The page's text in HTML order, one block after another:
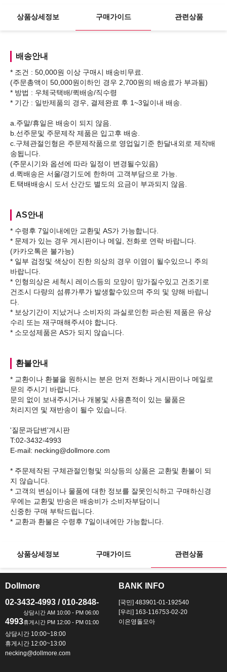
상품상세정보 구매가이드 관련상품
배송안내
* 조건 : 50,000원 이상 구매시 배송비무료.
(주문총액이 50,000원이하인 경우 2,700원의 배송료가 부과됨)
* 방법 : 우체국택배/퀵배송/직수령
* 기간 : 일반제품의 경우, 결제완료 후 1~3일이내 배송.
a.주말/휴일은 배송이 되지 않음.
b.선주문및 주문제작 제품은 입고후 배송.
c.구체관절인형은 주문제작품으로 영업일기준 한달내외로 제작배
송됩니다.
(주문시기와 옵션에 따라 일정이 변경될수있음)
d.퀵배송은 서울/경기도에 한하며 고객부담으로 가능.
AS안내
* 수령후 7일이내에만 교환및 AS가 가능합니다.
* 문제가 있는 경우 게시판이나 메일, 전화로 연락 바랍니다.
(카카오톡은 불가능)
* 일부 검정및 색상이 진한 의상의 경우 이염이 될수있으니 주의
바랍니다.
* 인형의상은 세척시 레이스등의 모양이 망가질수있고 건조기로
건조시 다량의 섬류가루가 발생할수있으며 주의 및 양해 바랍니
다.
* 보상기간이 지났거나 소비자의 과실로인한 파손된 제품은 유상
수리 또는 재구매해주셔야 합니다.
환불안내
* 교환이나 환불을 원하시는 분은 먼저 전화나 게시판이나 메일로
문의 주시기 바랍니다.
문의 없이 보내주시거나 개봉및 사용흔적이 있는 물품은
처리지연 및 재반송이 될수 있습니다.
'질문과답변'게시판
T:02-3432-4993
E-mail: necking@dollmore.com
* 주문제작된 구체관절인형및 의상등의 상품은 교환및 환불이 되
지 않습니다.
* 고객의 변심이나 물품에 대한 정보를 잘못인식하고 구매하신경
우에는 교환및 반송은 배송비가 소비자부담이니
신중한 구매 부탁드립니다.
상품상세정보 구매가이드 관련상품
Dollmore
02-3432-4993 / 010-2848-
4993
상담시간 10:00~18:00
휴게시간 12:00~13:00
necking@dollmore.com
BANK INFO
[국민] 483901-01-192540
[우리] 163-116753-02-20
이은영돌모아